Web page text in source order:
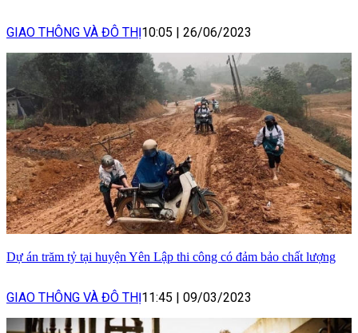
GIAO THÔNG VÀ ĐÔ THỊ10:05 26/06/2023
Dự án trăm tỷ tại huyện Yên Lập thi công có đảm bảo chất lượng
GIAO THÔNG VÀ ĐÔ THỊ11:45 | 09/03/2023